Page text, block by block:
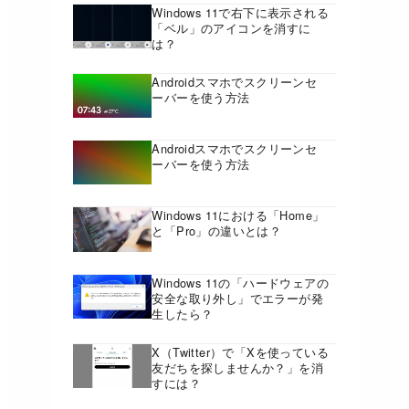
Windows 11で右下に表示される
「ベル」のアイコンを消すに
は？
Androidスマホでスクリーンセ
ーバーを使う方法
Androidスマホでスクリーンセ
ーバーを使う方法
Windows 11における「Home」
と「Pro」の違いとは？
Windows 11の「ハードウェアの
安全な取り外し」でエラーが発
生したら？
X（Twitter）で「Xを使っている
友だちを探しませんか？」を消
すには？